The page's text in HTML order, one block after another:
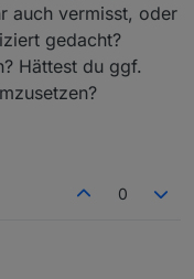
auch vermisst, oder
gedacht?
Hättest du ggf.
0